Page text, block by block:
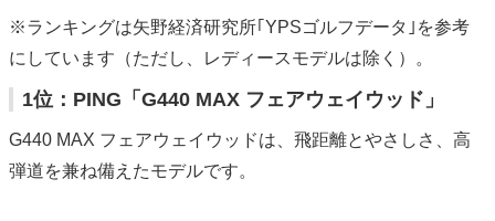
※ランキングは矢野経済研究所｢YPSゴルフデータ｣を参考
にしています（ただし、レディースモデルは除く）。
1位：PING「G440 MAX フェアウェイウッド」
G440 MAX フェアウェイウッドは、飛距離とやさしさ、高
弾道を兼ね備えたモデルです。